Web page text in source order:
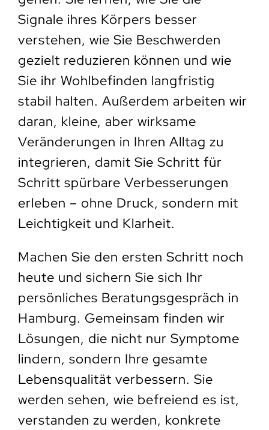
Signale ihres Körpers besser
verstehen, wie Sie Beschwerden
gezielt reduzieren können und wie
Sie ihr Wohlbefinden langfristig
stabil halten. Außerdem arbeiten wir
daran, kleine, aber wirksame
Veränderungen in Ihren Alltag zu
integrieren, damit Sie Schritt für
Schritt spürbare Verbesserungen
erleben – ohne Druck, sondern mit
Leichtigkeit und Klarheit.
Machen Sie den ersten Schritt noch
heute und sichern Sie sich Ihr
persönliches Beratungsgespräch in
Hamburg. Gemeinsam finden wir
Lösungen, die nicht nur Symptome
lindern, sondern Ihre gesamte
Lebensqualität verbessern. Sie
werden sehen, wie befreiend es ist,
verstanden zu werden, konkrete